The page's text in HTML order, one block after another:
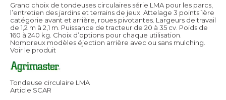
Grand choix de tondeuses circulaires série LMA pour les parcs,
l’entretien des jardins et terrains de jeux. Attelage 3 points 1ère
catégorie avant et arrière, roues pivotantes. Largeurs de travail
de 1,2 m à 2,1 m. Puissance de tracteur de 20 à 35 cv. Poids de
160 à 240 kg. Choix d’options pour chaque utilisation.
Nombreux modèles éjection arrière avec ou sans mulching.
Voir le produit
Tondeuse circulaire LMA
Article SCAR